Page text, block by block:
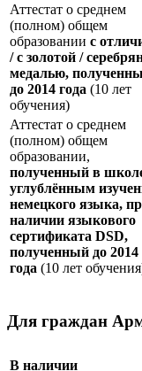
Аттестат о среднем
(полном) общем
образовании с
/ с золотой /
медалью,
до 2014 года (10 лет
обучения)
Аттестат о среднем
(полном) общем
образовании,
полученный в
углублённым
немецкого языка,
наличии языкового
сертификата DSD,
полученный до 2014
года (10 лет
Для граждан
В наличии